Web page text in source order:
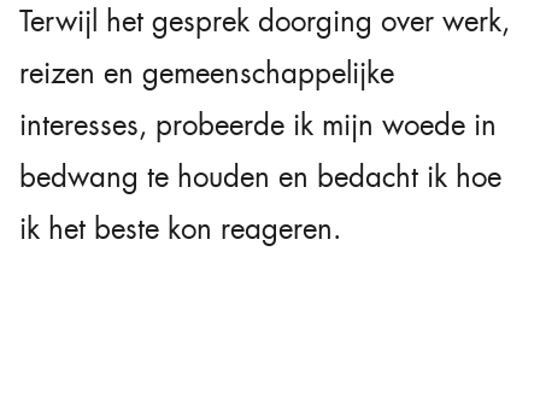
Terwijl het gesprek doorging over werk,
reizen en gemeenschappelijke
interesses, probeerde ik mijn woede in
bedwang te houden en bedacht ik hoe
ik het beste kon reageren.